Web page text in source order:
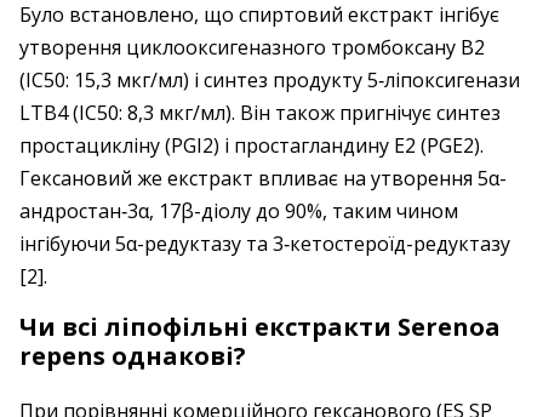
Було встановлено, що спиртовий екстракт інгібує
утворення циклооксигеназного тромбоксану B2
(IC50: 15,3 мкг/мл) і синтез продукту 5‑ліпокси­генази
LTB4 (IC50: 8,3 мкг/мл). Він також пригнічує синтез
простацикліну (PGI2) і простагландину Е2 (PGE2).
Гексановий же екстракт впливає на утворення 5α-
андростан‑3α, 17β-діолу до 90%, таким чином
інгібуючи 5α-редуктазу та 3‑кетостероїд-­редуктазу
[2].
Чи всі ліпофільні екстракти Serenoa
repens однакові?
При порівнянні комерційного гексанового (ES SP